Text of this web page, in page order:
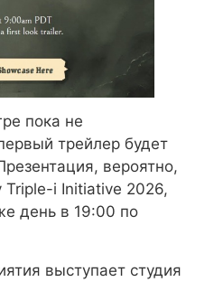
пока не
трейлер будет
вероятно,
Triple-i Initiative 2026,
день в 19:00 по
выступает студия